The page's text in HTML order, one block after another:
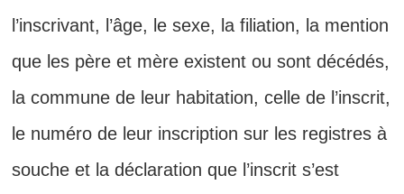
l’inscrivant, l’âge, le sexe, la filiation, la mention
que les père et mère existent ou sont décédés,
la commune de leur habitation, celle de l’inscrit,
le numéro de leur inscription sur les registres à
souche et la déclaration que l’inscrit s’est